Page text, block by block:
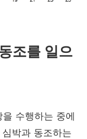
조를 일으
수행하는 중에
박과 동조하는